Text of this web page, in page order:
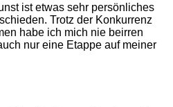
ist etwas sehr persönliches
Trotz der Konkurrenz
habe ich mich nie beirren
nur eine Etappe auf meiner